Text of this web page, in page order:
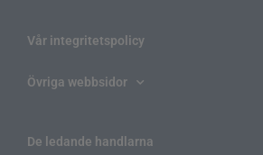
Vår integritetspolicy
Övriga webbsidor
De ledande handlarna